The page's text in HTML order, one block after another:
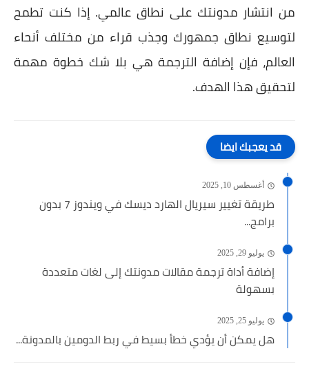
من انتشار مدونتك على نطاق عالمي. إذا كنت تطمح
لتوسيع نطاق جمهورك وجذب قراء من مختلف أنحاء
العالم، فإن إضافة الترجمة هي بلا شك خطوة مهمة
لتحقيق هذا الهدف.
قد يعجبك ايضا
أغسطس 10, 2025
طريقة تغيير سيريال الهارد ديسك في ويندوز 7 بدون
برامج...
يوليو 29, 2025
إضافة أداة ترجمة مقالات مدونتك إلى لغات متعددة
بسهولة
يوليو 25, 2025
هل يمكن أن يؤدي خطأ بسيط في ربط الدومين بالمدونة...